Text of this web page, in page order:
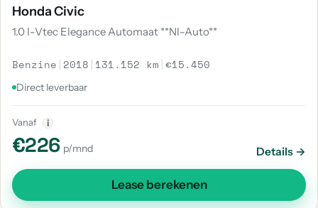
Honda Civic
1.0 I-Vtec Elegance Automaat **Nl-Auto**
Benzine | 2018 | 131.152 km |€15.450
Direct leverbaar
Vanaf i
€226 p/mnd Details →
Lease berekenen